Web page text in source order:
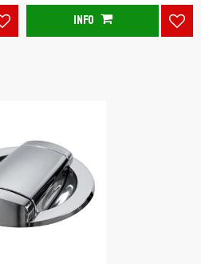
Lägg till i favoriter
INFO